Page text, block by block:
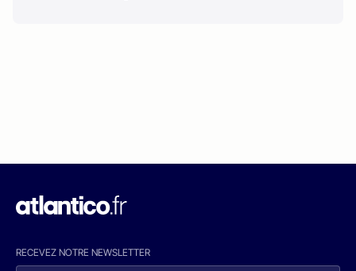
RECEVEZ NOTRE NEWSLETTER